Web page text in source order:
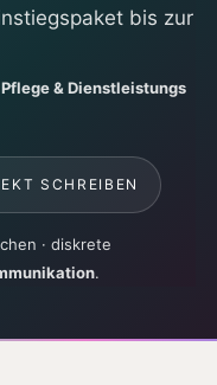
bis zur
& Dienstleistungs
SCHREIBEN
· diskrete
.